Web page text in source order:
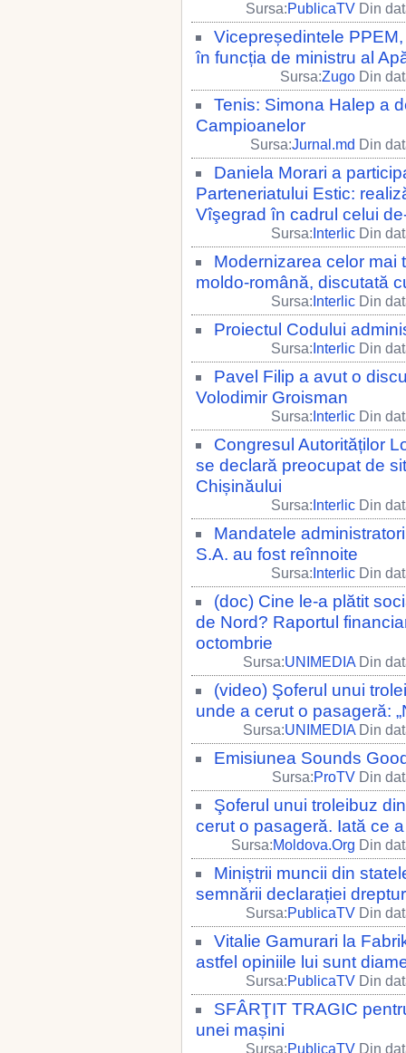
Sursa:PublicaTV Din
Vicepreședintele
în funcția de ministru al
Sursa:Zugo Din
Tenis: Simona Halep a
Campioanelor
Sursa:Jurnal.md Din
Daniela Morari a
Parteneriatului Estic:
Vîşegrad în cadrul celui
Sursa: Interlic Din
Modernizarea celor mai
moldo-română, discutată
Sursa: Interlic Din
Proiectul Codului
Sursa: Interlic Din
Pavel Filip a avut o
Volodimir Groisman
Sursa: Interlic Din
Congresul Autorităților
se declară preocupat de
Chișinăului
Sursa: Interlic Din
Mandatele
S.A. au fost reînnoite
Sursa: Interlic Din
(doc) Cine le-a plătit
de Nord? Raportul
octombrie
Sursa:UNIMEDIA Din
(video) Şoferul unui
unde a cerut o pasageră:
Sursa:UNIMEDIA Din
Emisiunea Sounds
Sursa:ProTV Din
Şoferul unui troleibuz
cerut o pasageră. Iată ce
Sursa:Moldova.Org Din
Miniștrii muncii din
semnării declarației
Sursa:PublicaTV Din
Vitalie Gamurari la
astfel opiniile lui sunt
Sursa:PublicaTV Din
SFÂRŢIT TRAGIC
unei mașini
Sursa:PublicaTV Din